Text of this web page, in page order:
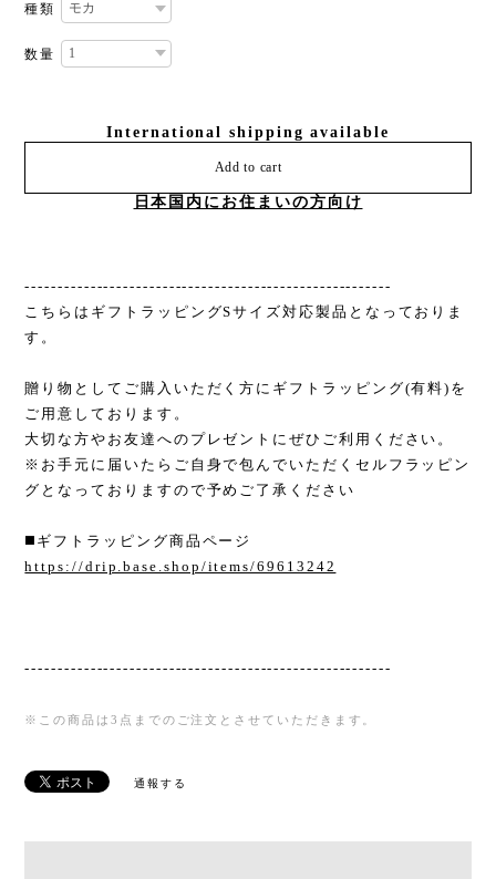
種類
数量
International shipping available
Add to cart
日本国内にお住まいの方向け
--------------------------------------------------------
こちらはギフトラッピングSサイズ対応製品となっておりま
す。
贈り物としてご購入いただく方にギフトラッピング(有料)を
ご用意しております。
大切な方やお友達へのプレゼントにぜひご利用ください。
※お手元に届いたらご自身で包んでいただくセルフラッピン
グとなっておりますので予めご了承ください
◼️ギフトラッピング商品ページ
https://drip.base.shop/items/69613242
--------------------------------------------------------
※この商品は3点までのご注文とさせていただきます。
通報する